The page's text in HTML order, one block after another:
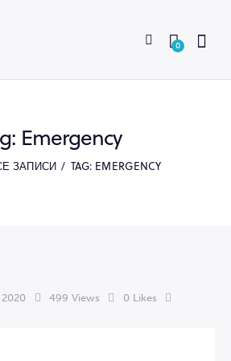
0
Emergency
ЗАПИСИ TAG: EMERGENCY
2020 499 Views 0 Likes